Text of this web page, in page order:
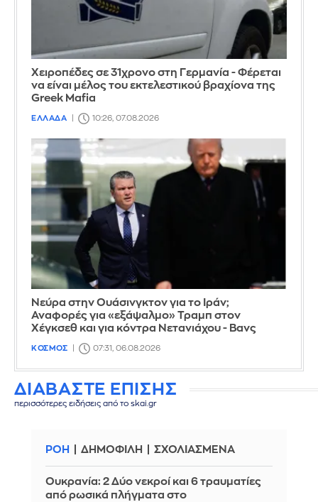
Χειροπέδες σε 31χρονο στη Γερμανία - Φέρεται
να είναι μέλος του εκτελεστικού βραχίονα της
Greek Mafia
ΕΛΛΑΔΑ 10:26, 07.08.2026
Νεύρα στην Ουάσινγκτον για το Ιράν;
Αναφορές για «εξάψαλμο» Τραμπ στον
Χέγκσεθ και για κόντρα Νετανιάχου - Βανς
ΚΟΣΜΟΣ 07:31, 06.08.2026
ΔΙΑΒΑΣΤΕ ΕΠΙΣΗΣ
περισσότερες ειδήσεις από το skai.gr
ΡΟΗ ΔΗΜΟΦΙΛΗ ΣΧΟΛΙΑΣΜΕΝΑ
Ουκρανία: 2 Δύο νεκροί και 6 τραυματίες
από ρωσικά πλήγματα στο